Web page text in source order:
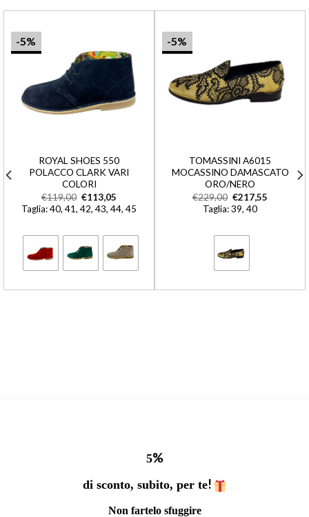
-5%
ROYAL SHOES 550
POLACCO CLARK VARI
COLORI
€119,00 €113,05
Taglia: 40, 41, 42, 43, 44, 45
-5%
TOMASSINI A6015
MOCASSINO DAMASCATO
ORO/NERO
€229,00 €217,55
Taglia: 39, 40
5%
di sconto, subito, per te!
Non fartelo sfuggire